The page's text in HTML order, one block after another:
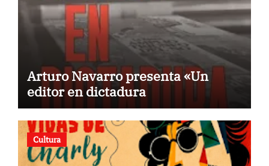
Arturo Navarro presenta «Un
editor en dictadura
Cultura